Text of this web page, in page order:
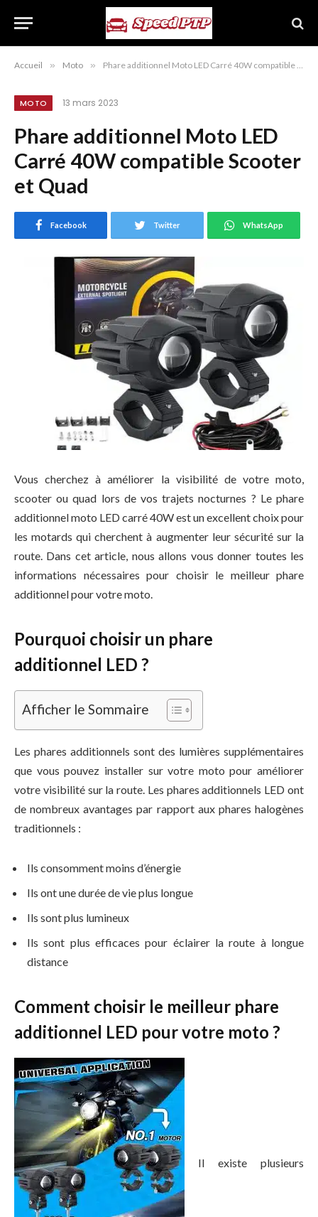
Accueil » Moto » Phare additionnel Moto LED Carré 40W compatible Scooter et Quad
MOTO 13 mars 2023
Phare additionnel Moto LED
Carré 40W compatible Scooter
et Quad
Facebook Twitter WhatsApp
Vous cherchez à améliorer la visibilité de votre moto,
scooter ou quad lors de vos trajets nocturnes ? Le phare
additionnel moto LED carré 40W est un excellent choix pour
les motards qui cherchent à augmenter leur sécurité sur la
route. Dans cet article, nous allons vous donner toutes les
informations nécessaires pour choisir le meilleur phare
additionnel pour votre moto.
Pourquoi choisir un phare
additionnel LED ?
Afficher le Sommaire
Les phares additionnels sont des lumières supplémentaires
que vous pouvez installer sur votre moto pour améliorer
votre visibilité sur la route. Les phares additionnels LED ont
de nombreux avantages par rapport aux phares halogènes
traditionnels :
Ils consomment moins d’énergie
Ils ont une durée de vie plus longue
Ils sont plus lumineux
Ils sont plus efficaces pour éclairer la route à longue
distance
Comment choisir le meilleur phare
additionnel LED pour votre moto ?
Il existe plusieurs